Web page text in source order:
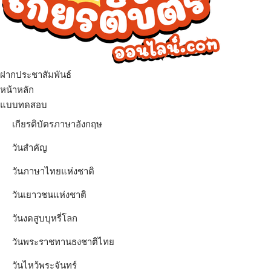
ฝากประชาสัมพันธ์
เมนู
หน้าหลัก
แบบทดสอบ
เกียรติบัตรภาษาอังกฤษ
วันสำคัญ
วันภาษาไทยแห่งชาติ
วันเยาวชนแห่งชาติ
วันงดสูบบุหรี่โลก
วันพระราชทานธงชาติไทย
วันไหว้พระจันทร์​